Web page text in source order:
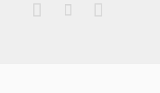
  